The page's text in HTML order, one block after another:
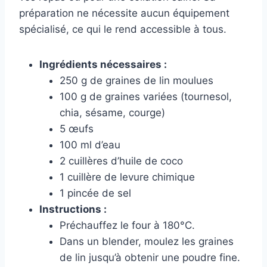
préparation ne nécessite aucun équipement
spécialisé, ce qui le rend accessible à tous.
Ingrédients nécessaires :
250 g de graines de lin moulues
100 g de graines variées (tournesol,
chia, sésame, courge)
5 œufs
100 ml d’eau
2 cuillères d’huile de coco
1 cuillère de levure chimique
1 pincée de sel
Instructions :
Préchauffez le four à 180°C.
Dans un blender, moulez les graines
de lin jusqu’à obtenir une poudre fine.